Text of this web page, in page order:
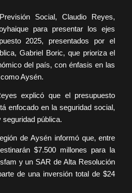
Social, Claudio Reyes,
para presentar los ejes
2025, presentados por el
Gabriel Boric, que prioriza el
del país, con énfasis en las
Aysén.
explicó que el presupuesto
enfocado en la seguridad social,
pública.
de Aysén informó que, entre
$7.500 millones para la
y un SAR de Alta Resolución
de una inversión total de $24